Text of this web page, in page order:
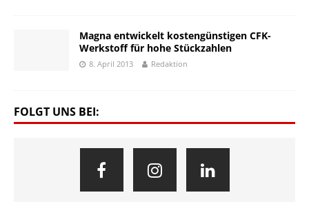
Magna entwickelt kostengünstigen CFK-
Werkstoff für hohe Stückzahlen
8. April 2013 Redaktion
FOLGT UNS BEI: